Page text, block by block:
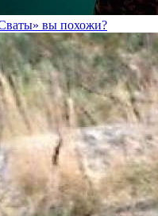
вы похожи?